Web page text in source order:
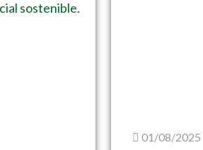
01/08/2025